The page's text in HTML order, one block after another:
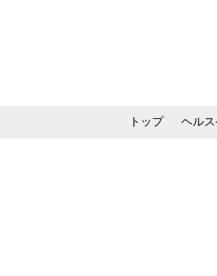
トップ ヘル